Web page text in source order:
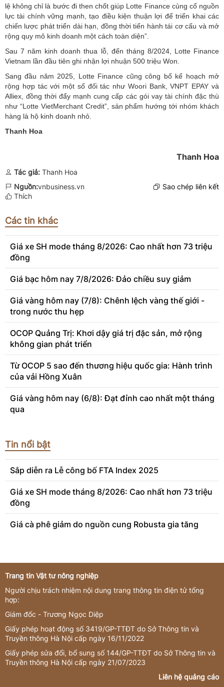
lệ không chỉ là bước đi then chốt giúp Lotte Finance củng cố nguồn
lực tài chính vững mạnh, tạo điều kiện thuận lợi để triển khai các
chiến lược phát triển dài hạn, đồng thời tiến hành tái cơ cấu và mở
rộng quy mô kinh doanh một cách toàn diện”.
Sau 7 năm kinh doanh thua lỗ, đến tháng 8/2024, Lotte Finance
Vietnam lần đầu tiên ghi nhận lợi nhuận 500 triệu Won.
Sang đầu năm 2025, Lotte Finance cũng công bố kế hoạch mở
rộng hợp tác với một số đối tác như Woori Bank, VNPT EPAY và
Alliex, đồng thời đẩy mạnh cung cấp các gói vay tài chính đặc thù
như “Lotte VietMerchant Credit”, sản phẩm hướng tới nhóm khách
hàng là hộ kinh doanh nhỏ.
Thanh Hoa
Thanh Hoa
Tác giả: Thanh Hoa
Nguồn:vnbusiness.vn
Sao chép liên kết
Thích
Các tin khác
Giá xe SH mode tháng 8/2026: Cao nhất hơn 73 triệu
đồng
Giá bạc hôm nay 7/8/2026: Đảo chiều suy giảm
Giá vàng hôm nay (7/8): Chênh lệch vàng thế giới -
trong nước thu hẹp
OCOP Quảng Trị: Khơi dậy giá trị đặc sản, mở rộng
không gian phát triển
Từ OCOP 5 sao đến thương hiệu quốc gia: Hành trình
của vải Hồng Xuân
Giá vàng hôm nay (6/8): Đạt đỉnh cao nhất một tháng
qua
Tin nổi bật
Sắp diễn ra Lễ công bố FTA Index 2025
Giá xe SH mode tháng 8/2026: Cao nhất hơn 73 triệu
đồng
Giá cà phê giảm do nguồn cung Robusta gia tăng
Trang tin Vật tư nông nghiệp
Người chịu trách nhiệm nội dung trang thông tin điện tử tổng
hợp:
Giám đốc - Trương Ngọc Diệp
Giấy phép hoạt động số 3419/GP-TTĐT do Sở Thông tin và
Truyền thông Hà Nội cấp ngày 16/11/2022
Giấy phép sửa đổi, bổ sung số 144/GP-TTĐT do Sở Thông tin và
Truyền thông Hà Nội cấp ngày 21/07/2023
Liên hệ quảng cáo